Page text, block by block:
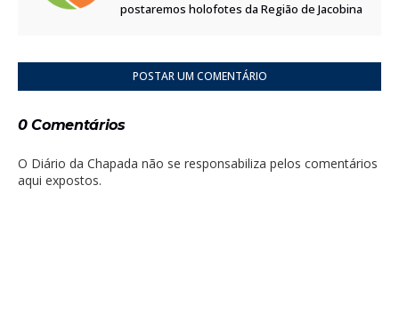
postaremos holofotes da Região de Jacobina
POSTAR UM COMENTÁRIO
0 Comentários
O Diário da Chapada não se responsabiliza pelos comentários
aqui expostos.